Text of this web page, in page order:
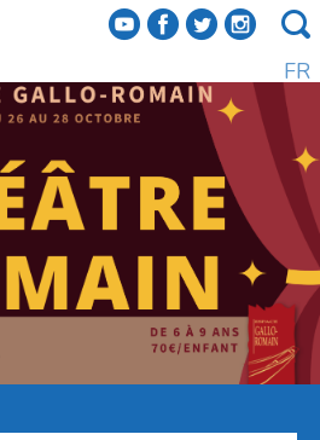
f a b e
FR